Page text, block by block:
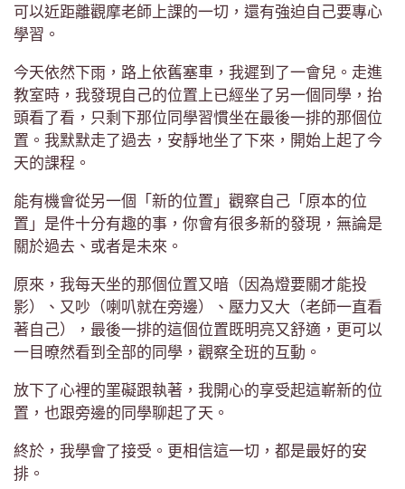
可以近距離觀摩老師上課的一切，還有強迫自己要專心
學習。
今天依然下雨，路上依舊塞車，我遲到了一會兒。走進
教室時，我發現自己的位置上已經坐了另一個同學，抬
頭看了看，只剩下那位同學習慣坐在最後一排的那個位
置。我默默走了過去，安靜地坐了下來，開始上起了今
天的課程。
能有機會從另一個「新的位置」觀察自己「原本的位
置」是件十分有趣的事，你會有很多新的發現，無論是
關於過去、或者是未來。
原來，我每天坐的那個位置又暗（因為燈要關才能投
影）、又吵（喇叭就在旁邊）、壓力又大（老師一直看
著自己），最後一排的這個位置既明亮又舒適，更可以
一目暸然看到全部的同學，觀察全班的互動。
放下了心裡的罣礙跟執著，我開心的享受起這嶄新的位
置，也跟旁邊的同學聊起了天。
終於，我學會了接受。更相信這一切，都是最好的安
排。